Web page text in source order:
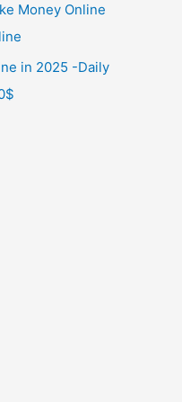
Money Online
in 2025 -Daily